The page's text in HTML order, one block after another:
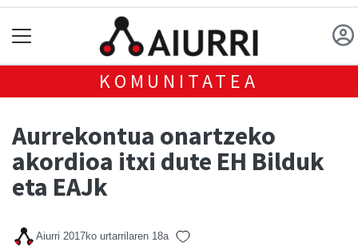
KOMUNITATEA
Aurrekontua onartzeko
akordioa itxi dute EH Bilduk
eta EAJk
Aiurri 2017ko urtarrilaren 18a